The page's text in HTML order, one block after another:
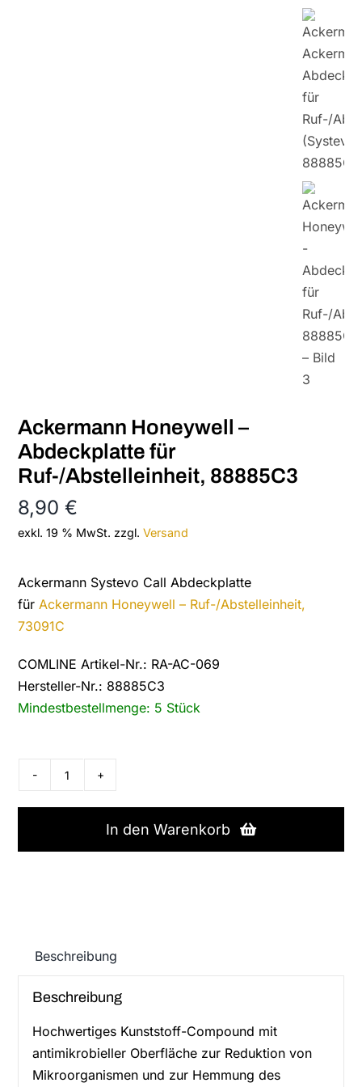
Ackermann Honeywell –
Abdeckplatte für
Ruf-/Abstelleinheit, 88885C3
8,90€
exkl. 19 % MwSt. zzgl.Versand
Ackermann Systevo Call Abdeckplatte
fürAckermann Honeywell – Ruf-/Abstelleinheit,
73091C
COMLINE Artikel-Nr.: RA-AC-069
Hersteller-Nr.: 88885C3
Mindestbestellmenge: 5 Stück
Ackermann
Honeywell
Abdeckplatte
In den Warenkorb
Beschreibung
Beschreibung
Hochwertiges Kunststoff-Compound mit
antimikrobieller Oberfläche zur Reduktion von
Mikroorganismen und zur Hemmung des